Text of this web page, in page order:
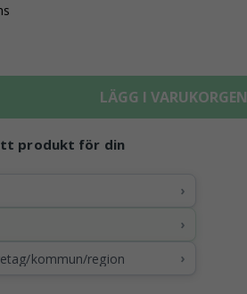
LÄGG I VARUKORGEN
produkt för din
›
›
kommun/region ›